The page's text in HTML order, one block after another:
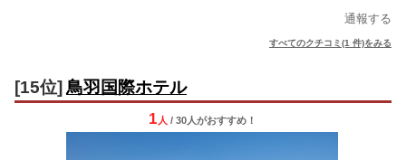
通報する
すべてのクチコミ(1 件)をみる
[15位] 鳥羽国際ホテル
1 人 / 30人がおすすめ！